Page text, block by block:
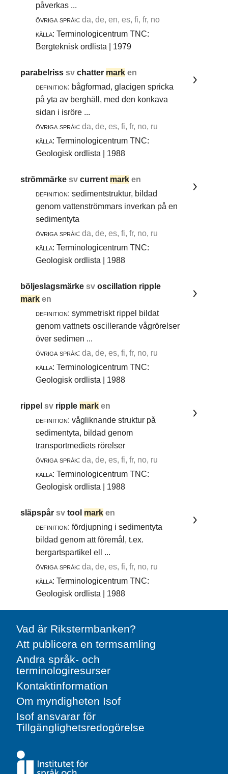
påverkas ...
övriga språk: da, de, en, es, fi, fr, no
källa: Terminologicentrum TNC:
Bergteknisk ordlista | 1979
parabelrisssvchatter mark en
definition: bågformad, glacigen spricka
på yta av berghäll, med den konkava
sidan i isröre ...
övriga språk: da, de, es, fi, fr, no, ru
källa: Terminologicentrum TNC:
Geologisk ordlista | 1988
strömmärkesvcurrent mark en
definition: sedimentstruktur, bildad
genom vattenströmmars inverkan på en
sedimentyta
övriga språk: da, de, es, fi, fr, no, ru
källa: Terminologicentrum TNC:
Geologisk ordlista | 1988
böljeslagsmärkesvoscillation ripple
mark en
definition: symmetriskt rippel bildat
genom vattnets oscillerande vågrörelser
över sedimen ...
övriga språk: da, de, es, fi, fr, no, ru
källa: Terminologicentrum TNC:
Geologisk ordlista | 1988
rippelsv ripple mark en
definition: vågliknande struktur på
sedimentyta, bildad genom
transportmediets rörelser
övriga språk: da, de, es, fi, fr, no, ru
källa: Terminologicentrum TNC:
Geologisk ordlista | 1988
släpspårsvtool mark en
definition: fördjupning i sedimentyta
bildad genom att föremål, t.ex.
bergartspartikel ell ...
övriga språk: da, de, es, fi, fr, no, ru
källa: Terminologicentrum TNC:
Geologisk ordlista | 1988
Vad är Rikstermbanken?
Att publicera en termsamling
Andra språk- och
terminologiresurser
Kontaktinformation
Om myndigheten Isof
Isof ansvarar för
Tillgänglighetsredogörelse